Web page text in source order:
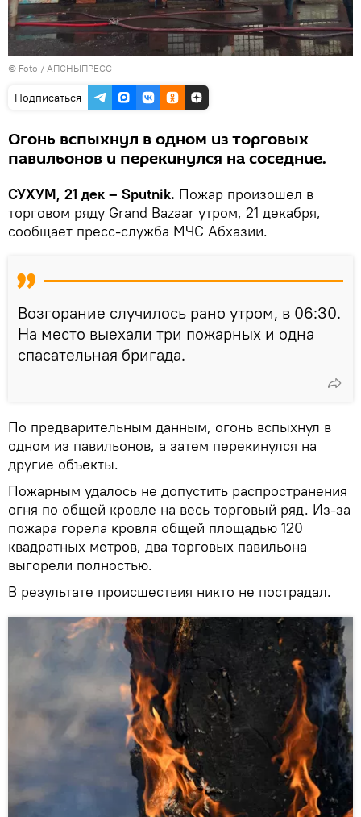
© Foto / АПСНЫПРЕСС
Подписаться
Огонь вспыхнул в одном из торговых
павильонов и перекинулся на соседние.
СУХУМ, 21 дек – Sputnik. Пожар произошел в
торговом ряду Grand Bazaar утром, 21 декабря,
сообщает пресс-служба МЧС Абхазии.
Возгорание случилось рано утром, в 06:30.
На место выехали три пожарных и одна
спасательная бригада.
По предварительным данным, огонь вспыхнул в
одном из павильонов, а затем перекинулся на
другие объекты.
Пожарным удалось не допустить распространения
огня по общей кровле на весь торговый ряд. Из-за
пожара горела кровля общей площадью 120
квадратных метров, два торговых павильона
выгорели полностью.
В результате происшествия никто не пострадал.